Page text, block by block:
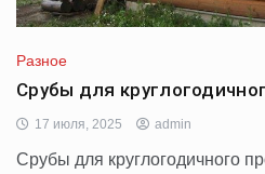
Разное
Срубы для
17 июля, 2025 admin
Срубы для круглогодичного